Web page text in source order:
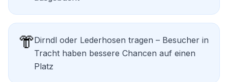
👘Dirndl oder Lederhosen tragen – Besucher in
Tracht haben bessere Chancen auf einen
Platz